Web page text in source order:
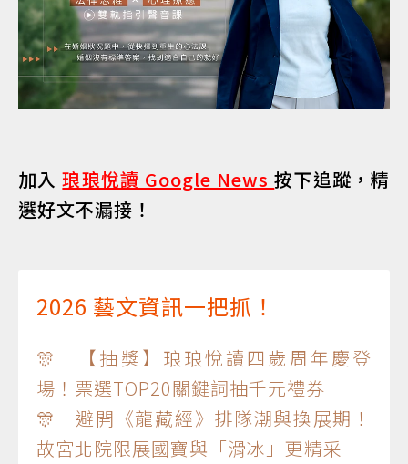
加入琅琅悅讀 Google News按下追蹤，精
選好文不漏接！
2026 藝文資訊一把抓！
🎊 【抽獎】琅琅悅讀四歲周年慶登
場！票選TOP20關鍵詞抽千元禮券
🎊 避開《龍藏經》排隊潮與換展期！
故宮北院限展國寶與「滑冰」更精采